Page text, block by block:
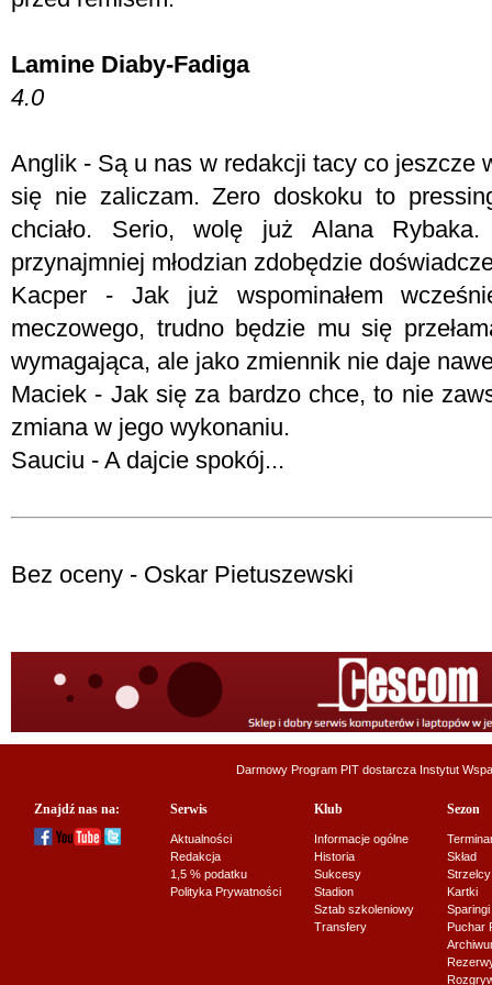
Lamine Diaby-Fadiga
4.0
Anglik - Są u nas w redakcji tacy co jeszcze
się nie zaliczam. Zero doskoku to
chciało. Serio, wolę już Alana
przynajmniej młodzian zdobędzie
Kacper - Jak już wspominałem
meczowego, trudno będzie mu się
wymagająca, ale jako zmiennik nie daje
Maciek - Jak się za bardzo chce, to nie
zmiana w jego wykonaniu.
Sauciu - A dajcie spokój...
Bez oceny - Oskar Pietuszewski
Darmowy Program PIT dostarcza Instytut
Znajdź nas na: Serwis
Aktualności
Redakcja
1,5 % podatku
Polityka Prywatności
Klub
Informacje ogólne
Historia
Sukcesy
Stadion
Sztab szkoleniowy
Transfery
Sezon
Skład
Strzelcy
Kartki
Sparingi
Puchar